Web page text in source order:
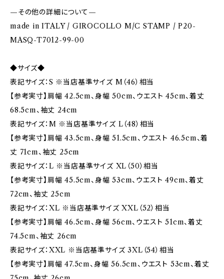
—その他の詳細について—
made in ITALY / GIROCOLLO M/C STAMP / P20-
MASQ-T7012-99-00
◆サイズ◆
表記サイズ：S ※当店基準サイズ M（46）相当
【参考実寸】肩幅 42.5cm、身幅 50cm、ウエスト 45cm、着丈
68.5cm、袖丈 24cm
表記サイズ：M ※当店基準サイズ L（48）相当
【参考実寸】肩幅 43.5cm、身幅 51.5cm、ウエスト 46.5cm、着
丈 71cm、袖丈 25cm
表記サイズ：L ※当店基準サイズ XL（50）相当
【参考実寸】肩幅 45.5cm、身幅 53cm、ウエスト 49cm、着丈
72cm、袖丈 25cm
表記サイズ：XL ※当店基準サイズ XXL（52）相当
【参考実寸】肩幅 46.5cm、身幅 56cm、ウエスト 51cm、着丈
74.5cm、袖丈 26cm
表記サイズ：XXL ※当店基準サイズ 3XL（54）相当
【参考実寸】肩幅 47.5cm、身幅 56.5cm、ウエスト 53cm、着丈